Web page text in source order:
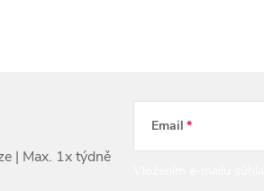
Email